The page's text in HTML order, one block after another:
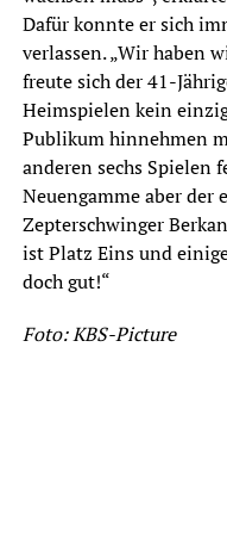
Dafür konnte er sich
verlassen. „Wir haben
freute sich der 41-
Heimspielen kein
Publikum hinnehmen
anderen sechs Spielen
Neuengamme aber der
Zepterschwinger
ist Platz Eins und
doch gut!“
Foto: KBS-Picture